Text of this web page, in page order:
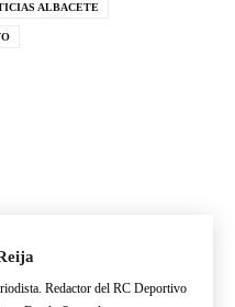
ALBACETE
Redactor del RC Deportivo